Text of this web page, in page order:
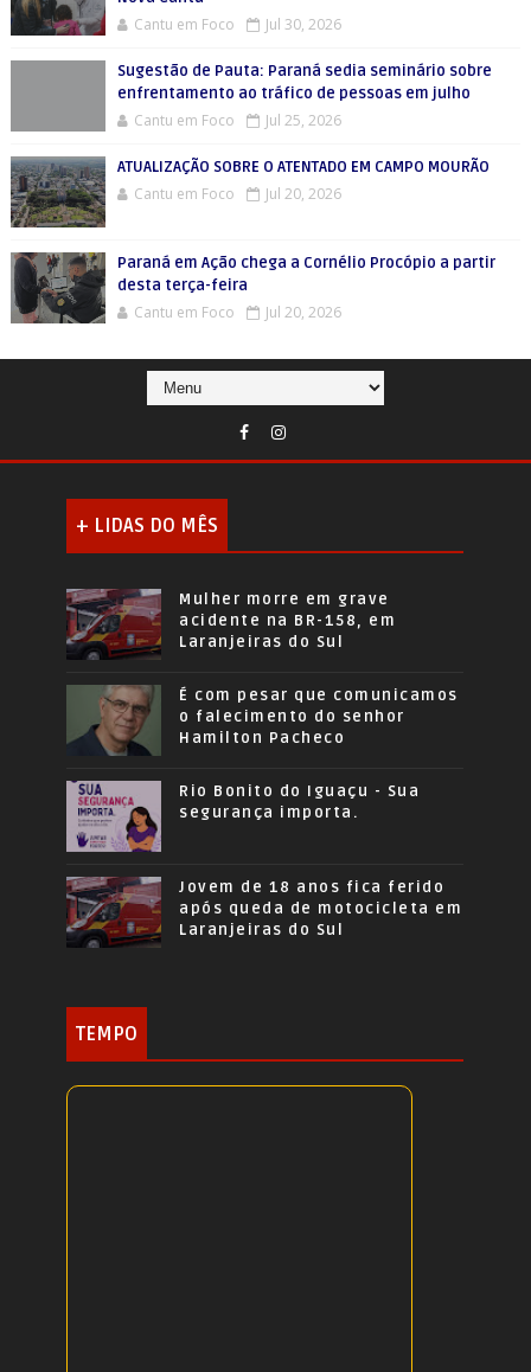
Cantu em Foco Jul 30, 2026
Sugestão de Pauta: Paraná sedia seminário sobre
enfrentamento ao tráfico de pessoas em julho
Cantu em Foco Jul 25, 2026
ATUALIZAÇÃO SOBRE O ATENTADO EM CAMPO MOURÃO
Cantu em Foco Jul 20, 2026
Paraná em Ação chega a Cornélio Procópio a partir
desta terça-feira
Cantu em Foco Jul 20, 2026
+ LIDAS DO MÊS
Mulher morre em grave
acidente na BR-158, em
Laranjeiras do Sul
É com pesar que comunicamos
o falecimento do senhor
Hamilton Pacheco
Rio Bonito do Iguaçu - Sua
segurança importa.
Jovem de 18 anos fica ferido
após queda de motocicleta em
Laranjeiras do Sul
TEMPO